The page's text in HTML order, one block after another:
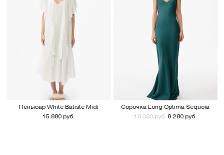
Пеньюар White Batiste Midi
15 880 руб.
Сорочка Long Optima Sequoia
10 380 руб. 8 280 руб.